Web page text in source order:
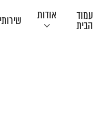
עמוד
הבית
אודות